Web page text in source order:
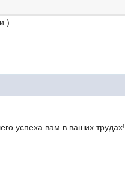
)
успеха вам в ваших трудах!